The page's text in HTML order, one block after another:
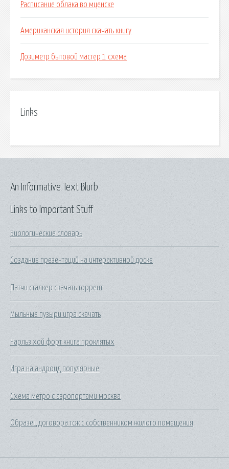
Расписание облака во мценске
Американская история скачать книгу
Дозиметр бытовой мастер 1 схема
Links
Links to Important Stuff
Биологические словарь
Создание презентаций на интерактивной доске
Патчи сталкер скачать торрент
Мыльные пузыри игра скачать
Чарльз хой форт книга проклятых
Игра на андроид популярные
Схема метро с аэропортами москва
Образец договора тсж с собственником жилого помещения
An Informative Text Blurb